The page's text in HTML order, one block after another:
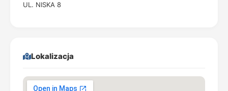
UL. NISKA 8
Lokalizacja